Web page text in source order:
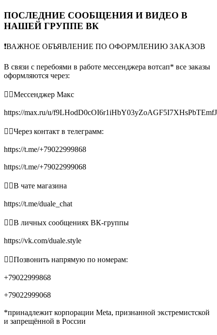
ПОСЛЕДНИЕ СООБЩЕНИЯ И ВИДЕО В
НАШЕЙ ГРУППЕ ВК
❗️ВАЖНОЕ ОБЪЯВЛЕНИЕ ПО ОФОРМЛЕНИЮ ЗАКАЗОВ
В связи с перебоями в работе мессенджера вотсап* все заказы
оформляются через:
👉🏻Мессенджер Макс
https://max.ru/u/
👉🏻Через контакт в телеграмм:
https://t.me/+79022999868
https://t.me/+79022999068
👉🏻В чате магазина
https://t.me/duale_chat
👉🏻В личных сообщениях ВК-группы
https://vk.com/duale.style
👉🏻Позвонить напрямую по номерам:
+79022999868
+79022999068
*принадлежит корпорации Meta, признанной экстремистской
и запрещённой в России